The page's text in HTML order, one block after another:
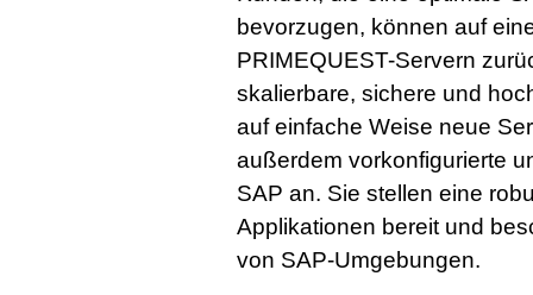
bevorzugen, können auf
PRIMEQUEST-Servern
skalierbare, sichere und
auf einfache Weise neue
außerdem vorkonfigurierte
SAP an. Sie stellen eine
Applikationen bereit und
von SAP-Umgebungen.